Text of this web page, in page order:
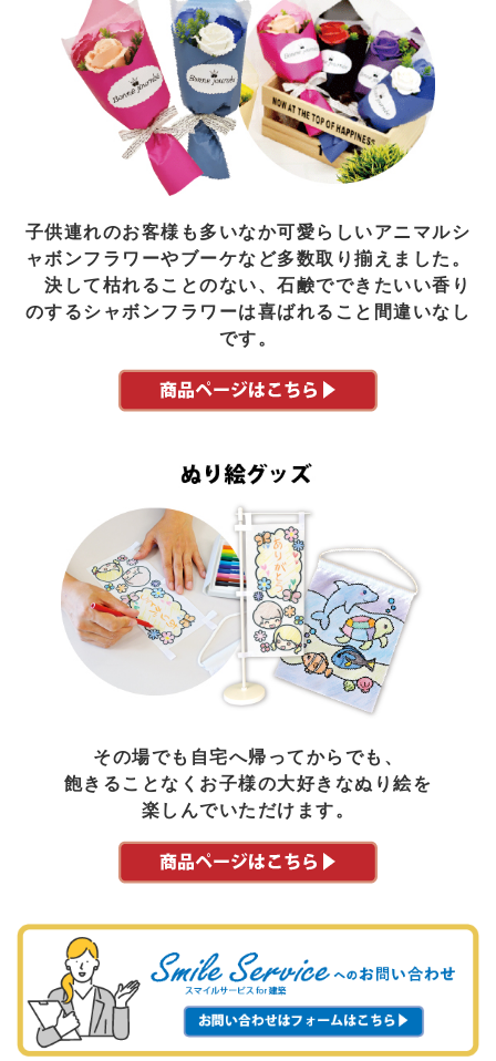
子供連れのお客様も多いなか可愛らしいアニマルシ
ャボンフラワーやブーケなど多数取り揃えました。
決して枯れることのない、石鹸でできたいい香り
のするシャボンフラワーは喜ばれること間違いなし
です。
その場でも自宅へ帰ってからでも、
飽きることなくお子様の大好きなぬり絵を
楽しんでいただけます。